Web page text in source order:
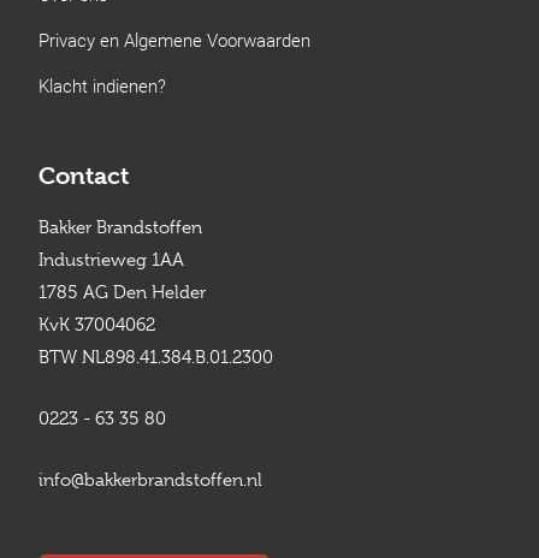
Privacy en Algemene Voorwaarden
Klacht indienen?
Contact
Bakker Brandstoffen
Industrieweg 1AA
1785 AG Den Helder
KvK 37004062
BTW NL898.41.384.B.01.2300
0223 - 63 35 80
info@bakkerbrandstoffen.nl